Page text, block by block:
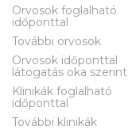
Orvosok foglalható
időponttal
További orvosok
Orvosok időponttal
látogatás oka szerint
Klinikák foglalható
időponttal
További klinikák